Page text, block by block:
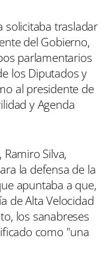
solicitaba trasladar
del Gobierno,
parlamentarios
los Diputados y
al presidente de
y Agenda
Silva,
la defensa de la
apuntaba a que,
de Alta Velocidad
los sanabreses
como "una